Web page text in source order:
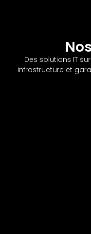
Des solutions IT
infrastructure et